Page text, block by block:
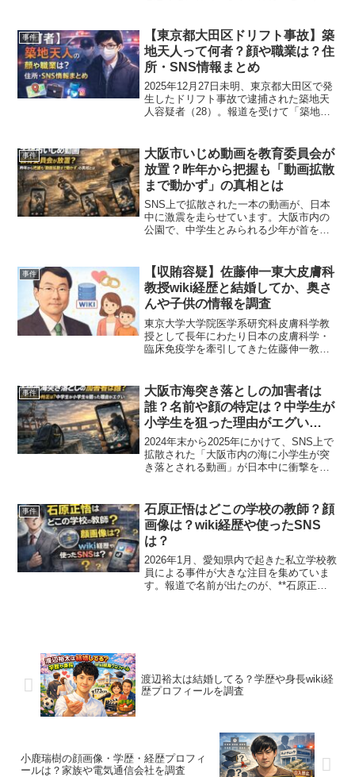
回の事件。本記事では、林信彦容疑者の
顔画像やSNSの特定状況、...
事件
【東京都大田区ドリフト事故】築
地天人って何者？顔や職業は？住
所・SNS情報まとめ
2025年12月27日未明、東京都大田区で発
生したドリフト事故で逮捕された築地天
人容疑者（28）。報道を受けて「築地天
「SNSはやっているのか？」と気になっ
て検索する人...
事件
大阪市いじめ動画を教育委員会が
放置？昨年から把握も「動画拡散
まで動かず」の真相とは
SNS上で拡散された一本の動画が、日本
中に激震を走らせています。大阪市内の
公園で、中学生とみられる少年が首を絞
れはもはや教育の枠を超えた犯罪ではな
いか」と憤りを感じるな...
事件
【収賄容疑】佐藤伸一東大皮膚科
教授wiki経歴と結婚してか、奥さ
んや子供の情報を調査
東京大学大学院医学系研究科皮膚科学教
授として長年にわたり日本の皮膚科学・
臨床免疫学を牽引してきた佐藤伸一教
についても関心が集まっています。この
記事では、佐藤伸一教授のw...
事件
大阪市海突き落としの加害者は
誰？名前や顔の特定は？中学生が
小学生を狙った理由がエグい…
2024年末から2025年にかけて、SNS上で
拡散された「大阪市内の海に小学生が突
き落とされる動画」が日本中に衝撃を与
し、その様子を嘲笑しながら撮影すると
いう極めて凄惨...
事件
石原正悟はどこの学校の教師？顔
画像は？wiki経歴や使ったSNS
は？
2026年1月、愛知県内で起きた私立学校教
員による事件が大きな注目を集めていま
す。報道で名前が出たのが、**石原正悟
渡辺裕太は結婚してる？学歴や身長wiki経
歴プロフィールを調査
小鹿瑞樹の顔画像・学歴・経歴プロフィ
ールは？家族や電気通信会社を調査